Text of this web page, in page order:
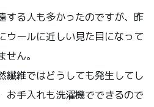
する人も多かったのですが、昨
ウールに近しい見た目になって
ん。
繊維ではどうしても発生してし
お手入れも洗濯機でできるので